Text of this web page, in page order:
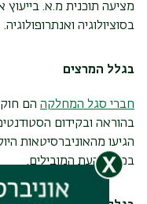
מציעה תוכנית מ.א. בייעוץ
בסוציולוגיה ואנתרופולוגיה.
בגלל המרצים
חברי סגל המחלקה הם
בהוראה ובקידום
הגיעו מהאוניברסיטאות
בכתבי העת המובילים.